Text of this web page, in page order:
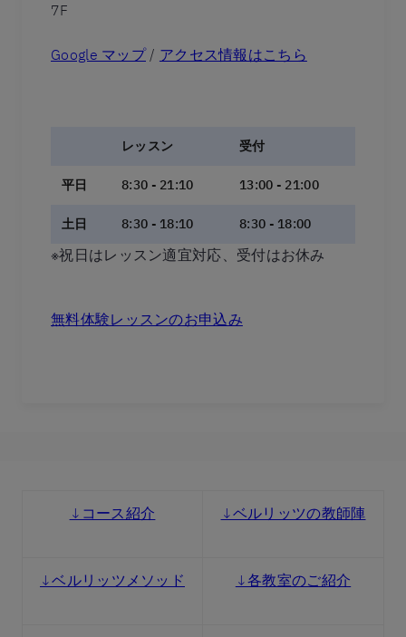
7F
Google マップ/ アクセス情報はこちら
レッスン 受付
平日 8:30 - 21:10 13:00 - 21:00
土日 8:30 - 18:10 8:30 - 18:00
※祝日はレッスン適宜対応、受付はお休み
無料体験レッスンのお申込み
↓コース紹介 ↓ベルリッツの教師陣
↓ベルリッツメソッド ↓各教室のご紹介